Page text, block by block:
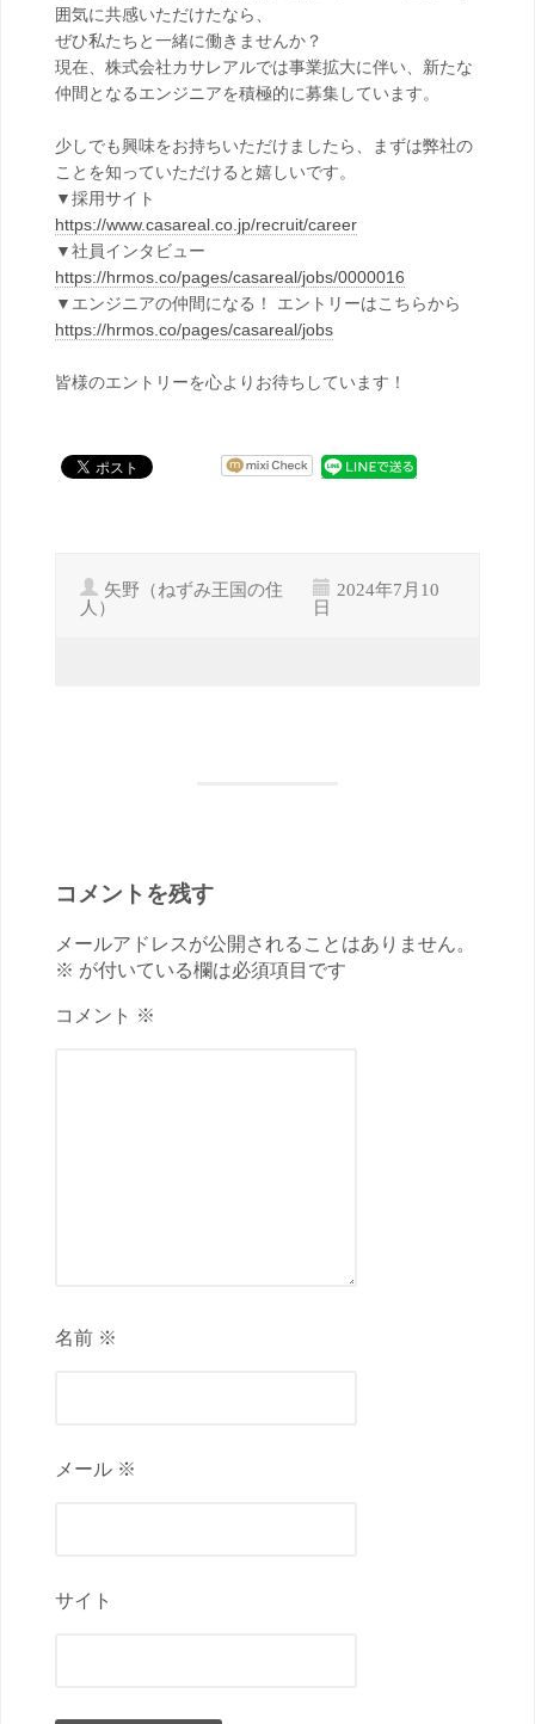
囲気に共感いただけたなら、
ぜひ私たちと一緒に働きませんか？
現在、株式会社カサレアルでは事業拡大に伴い、新たな
仲間となるエンジニアを積極的に募集しています。
少しでも興味をお持ちいただけましたら、まずは弊社の
ことを知っていただけると嬉しいです。
▼採用サイト
https://www.casareal.co.jp/recruit/career
▼社員インタビュー
https://hrmos.co/pages/casareal/jobs/0000016
▼エンジニアの仲間になる！ エントリーはこちらから
https://hrmos.co/pages/casareal/jobs
皆様のエントリーを心よりお待ちしています！
矢野（ねずみ王国の住
人）
2024年7月10
日
コメントを残す
メールアドレスが公開されることはありません。
※ が付いている欄は必須項目です
コメント ※
名前 ※
メール ※
サイト